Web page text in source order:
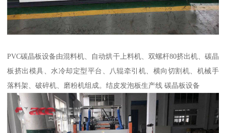
PVC碳晶板设备由混料机、自动烘干上料机、双螺杆80挤出机、碳晶
板挤出模具、水冷却定型平台、八辊牵引机、横向切割机、机械手
落料架、破碎机、磨粉机组成。结皮发泡板生产线 碳晶板设备